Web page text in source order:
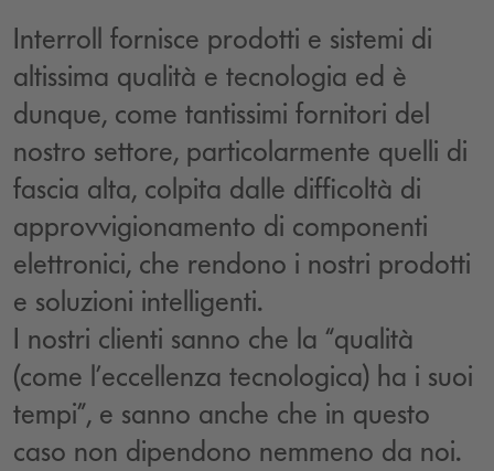
Interroll fornisce prodotti e sistemi di
altissima qualità e tecnologia ed è
dunque, come tantissimi fornitori del
nostro settore, particolarmente quelli di
fascia alta, colpita dalle difficoltà di
approvvigionamento di componenti
elettronici, che rendono i nostri prodotti
e soluzioni intelligenti.
I nostri clienti sanno che la “qualità
(come l’eccellenza tecnologica) ha i suoi
tempi”, e sanno anche che in questo
caso non dipendono nemmeno da noi.